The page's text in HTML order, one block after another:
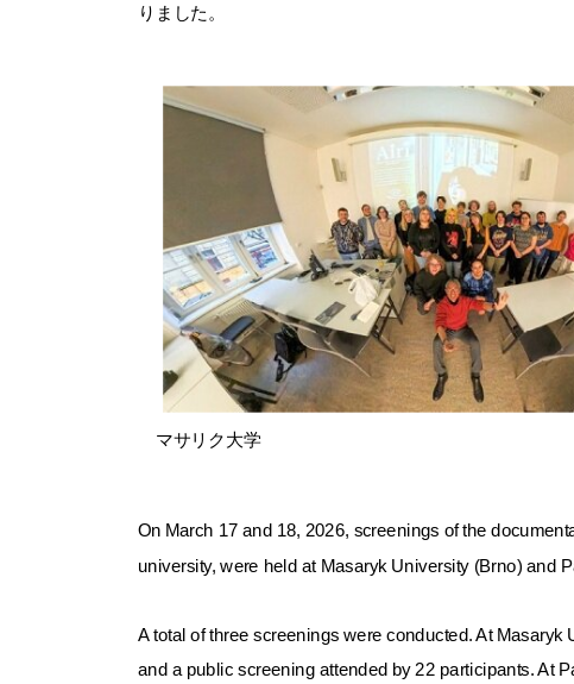
りました。
マサリク大学
On March 17 and 18, 2026, screenings of the
university, were held at Masaryk University (Brno) and
A total of three screenings were conducted. At
and a public screening attended by 22 participants. At